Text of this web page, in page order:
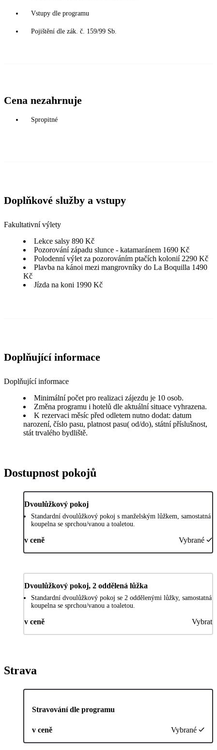
Vstupy dle programu
Pojištění dle zák. č. 159/99 Sb.
Cena nezahrnuje
Spropitné
Doplňkové služby a vstupy
Fakultativní výlety
Lekce salsy 890 Kč
Pozorování západu slunce - katamaránem 1690 Kč
Polodenní výlet za pozorováním ptačích kolonií 2290 Kč
Plavba na kánoi mezi mangrovníky do La Boquilla 1490
Kč
Jízda na koni 1990 Kč
Doplňující informace
Doplňující informace
Minimální počet pro realizaci zájezdu je 10 osob.
Změna programu i hotelů dle aktuální situace vyhrazena.
K rezervaci měsíc před odletem nutno dodat: datum
narození, číslo pasu, platnost pasu( od/do), státní příslušnost,
stát trvalého bydliště.
Dostupnost pokojů
Dvoulůžkový pokoj
Standardní dvoulůžkový pokoj s manželským lůžkem, samostatná
koupelna se sprchou/vanou a toaletou.
v ceně Vybrané
Dvoulůžkový pokoj, 2 oddělená lůžka
Standardní dvoulůžkový pokoj se 2 oddělenými lůžky, samostatná
koupelna se sprchou/vanou a toaletou.
v ceně Vybrat
Strava
Stravování dle programu
v ceně Vybrané